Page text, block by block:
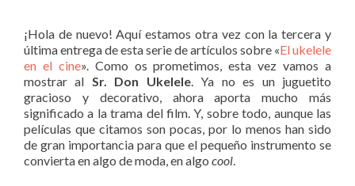
¡Hola de nuevo! Aquí estamos otra vez con la tercera y
última entrega de esta serie de artículos sobre «El ukelele
en el cine». Como os prometimos, esta vez vamos a
mostrar al Sr. Don Ukelele. Ya no es un juguetito
gracioso y decorativo, ahora aporta mucho más
significado a la trama del film. Y, sobre todo, aunque las
películas que citamos son pocas, por lo menos han sido
de gran importancia para que el pequeño instrumento se
convierta en algo de moda, en algo cool